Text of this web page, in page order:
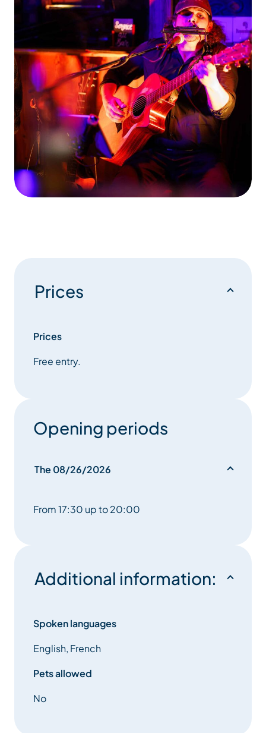
Prices
Prices
Free entry.
Opening periods
The 08/26/2026
From 17:30 up to 20:00
Additional information:
Spoken languages
English, French
Pets allowed
No